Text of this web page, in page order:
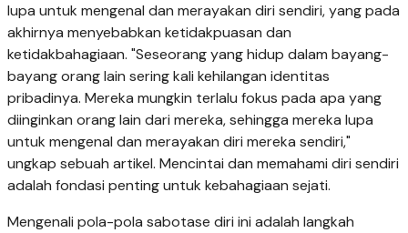
lupa untuk mengenal dan merayakan diri sendiri, yang pada
akhirnya menyebabkan ketidakpuasan dan
ketidakbahagiaan. "Seseorang yang hidup dalam bayang-
bayang orang lain sering kali kehilangan identitas
pribadinya. Mereka mungkin terlalu fokus pada apa yang
diinginkan orang lain dari mereka, sehingga mereka lupa
untuk mengenal dan merayakan diri mereka sendiri,"
ungkap sebuah artikel. Mencintai dan memahami diri sendiri
adalah fondasi penting untuk kebahagiaan sejati.
Mengenali pola-pola sabotase diri ini adalah langkah